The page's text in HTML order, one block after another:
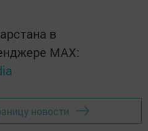
в
MАХ:
новости